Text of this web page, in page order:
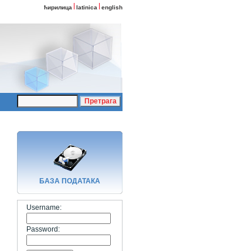
ћирилица latinica english
БАЗA ПОДАТАКА
Username:
Password: